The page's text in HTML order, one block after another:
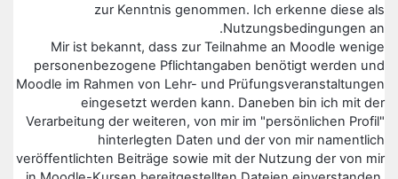
zur Kenntnis genommen. Ich erkenne diese als
Nutzungsbedingungen an.
Mir ist bekannt, dass zur Teilnahme an Moodle wenige
personenbezogene Pflichtangaben benötigt werden und
Moodle im Rahmen von Lehr- und Prüfungsveranstaltungen
eingesetzt werden kann. Daneben bin ich mit der
Verarbeitung der weiteren, von mir im "persönlichen Profil"
hinterlegten Daten und der von mir namentlich
veröffentlichten Beiträge sowie mit der Nutzung der von mir